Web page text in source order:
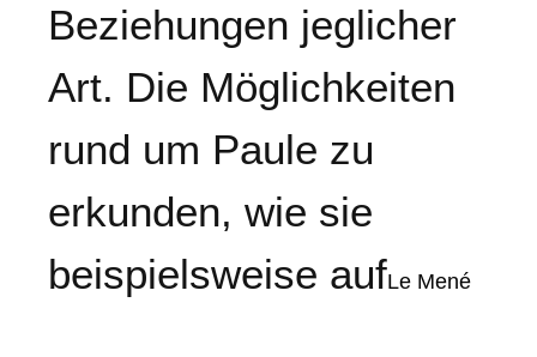
Beziehungen jeglicher
Art. Die Möglichkeiten
rund um Paule zu
erkunden, wie sie
beispielsweise aufLe Mené